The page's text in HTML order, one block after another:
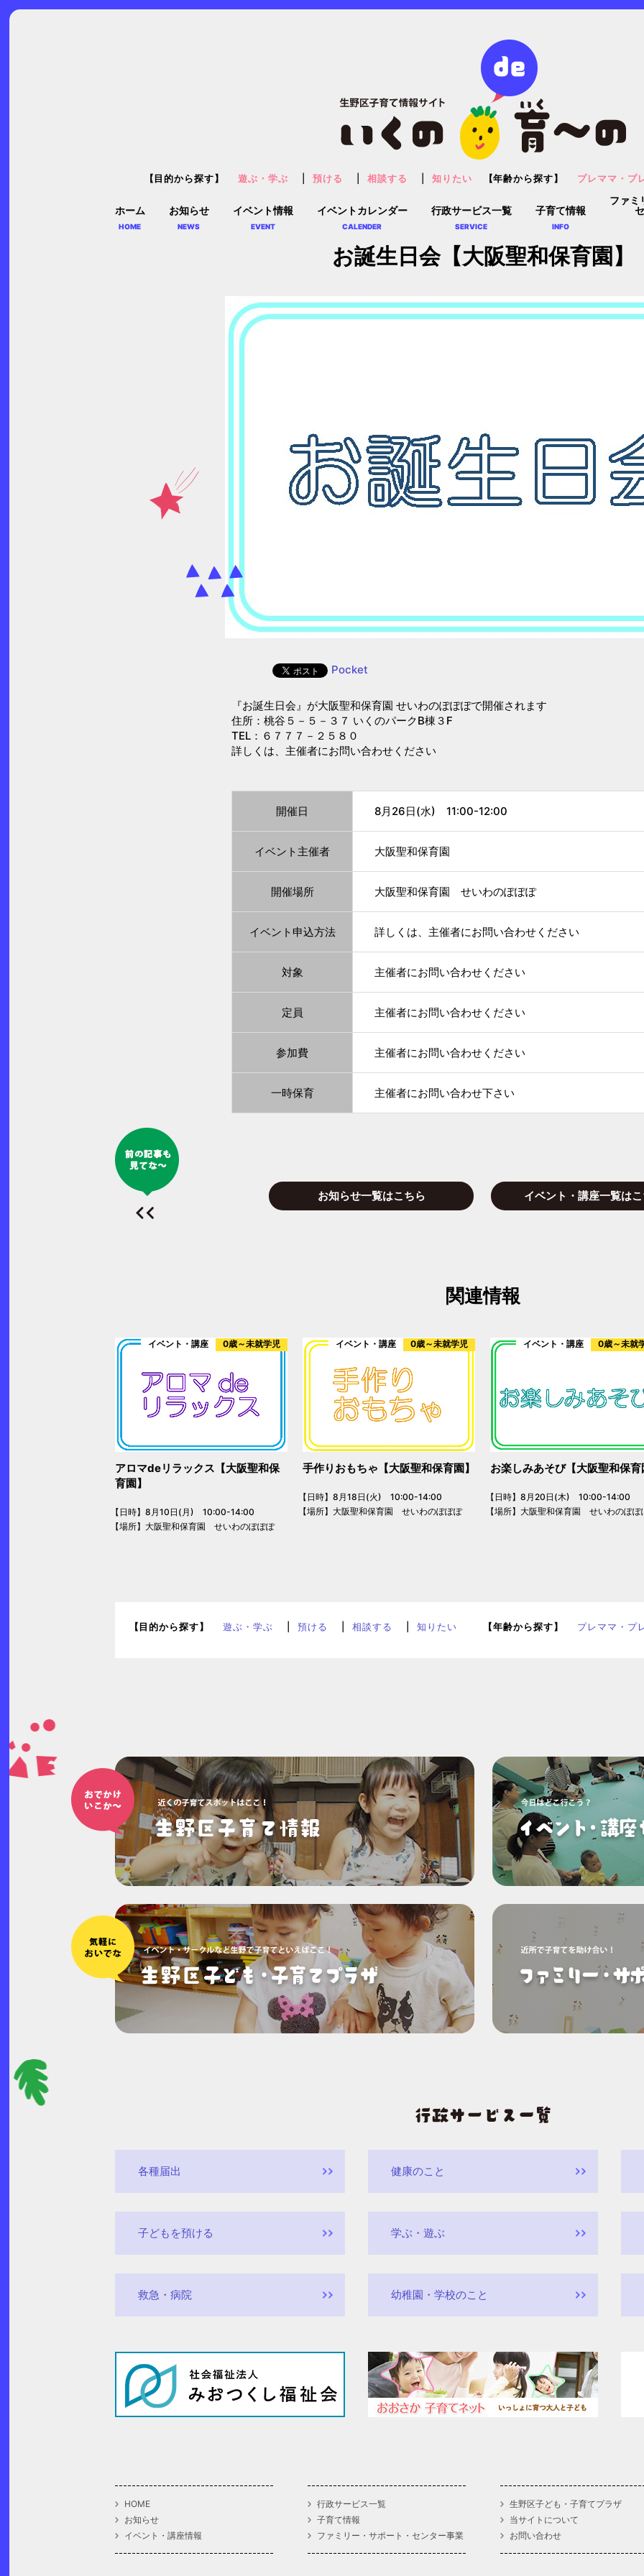
ホーム
HOME
お知らせ
NEWS
イベント情報
EVENT
イベントカレンダー
CALENDER
行政サービス一覧
SERVICE
子育て情報
INFO
ファミ
【目的から探す】 遊ぶ・学ぶ 預ける 相談する 知りたい 【年齢から探す】 プレママ・プ
お誕生日会【大阪聖和保育園】
Pocket
『お誕生日会』が大阪聖和保育園 せいわのぽぽぽで開催されます
住所：桃谷５－５－３７ いくのパークB棟３F
TEL：６７７７－２５８０
詳しくは、主催者にお問い合わせください
開催日 8月26日(水) 11:00-12:00
イベント主催者 大阪聖和保育園
開催場所 大阪聖和保育園 せいわのぽぽぽ
イベント申込方法 詳しくは、主催者にお問い合わせください
対象 主催者にお問い合わせください
定員 主催者にお問い合わせください
参加費 主催者にお問い合わせください
一時保育 主催者にお問い合わせ下さい
お知らせ一覧はこちら イベント・講座一覧は
関連情報
イベント・講座 0歳～未就学児
アロマdeリラックス【大阪聖和保
育園】
【日時】8月10日(月) 10:00-14:00
【場所】大阪聖和保育園 せいわのぽぽぽ
イベント・講座 0歳～未就学児
手作りおもちゃ【大阪聖和保育園】
【日時】8月18日(火) 10:00-14:00
【場所】大阪聖和保育園 せいわのぽぽぽ
イベント・講座 0歳～未就
お楽しみあそび【大阪聖和保育
【日時】8月20日(木) 10:00-14:00
【場所】大阪聖和保育園 せいわのぽぽ
【目的から探す】 遊ぶ・学ぶ 預ける 相談する 知りたい 【年齢から探す】 プレママ・プ
各種届出 健康のこと
子どもを預ける 学ぶ・遊ぶ
救急・病院 幼稚園・学校のこと
HOME
お知らせ
イベント・講座情報
行政サービス一覧
子育て情報
ファミリー・サポート・センター事業
生野区子ども・子育てプラザ
当サイトについて
お問い合わせ